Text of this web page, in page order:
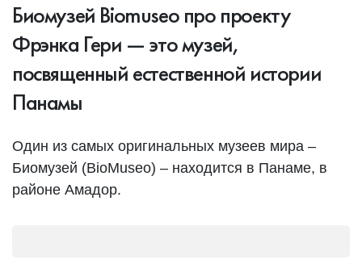
Биомузей Biomuseo про проекту
Фрэнка Гери — это музей,
посвященный естественной истории
Панамы
Один из самых оригинальных музеев мира –
Биомузей (BioMuseo) – находится в Панаме, в
районе Амадор.